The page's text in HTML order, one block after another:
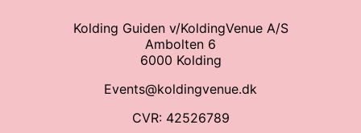
Kolding Guiden v/KoldingVenue A/S
Ambolten 6
6000 Kolding
Events@koldingvenue.dk
CVR: 42526789